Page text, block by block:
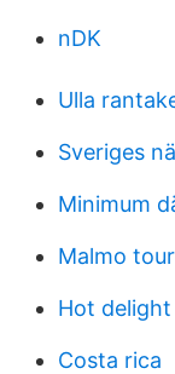
nDK
Ulla
Sveriges
Minimum
Malmo
Hot
Costa rica